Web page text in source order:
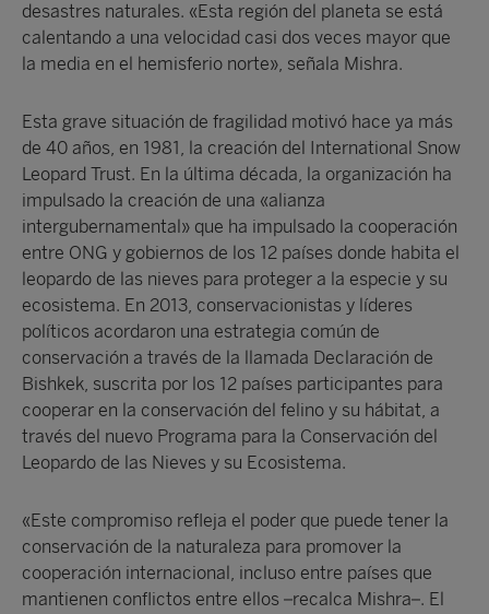
desastres naturales. «Esta región del planeta se está
calentando a una velocidad casi dos veces mayor que
la media en el hemisferio norte», señala Mishra.
Esta grave situación de fragilidad motivó hace ya más
de 40 años, en 1981, la creación del International Snow
Leopard Trust. En la última década, la organización ha
impulsado la creación de una «alianza
intergubernamental» que ha impulsado la cooperación
entre ONG y gobiernos de los 12 países donde habita el
leopardo de las nieves para proteger a la especie y su
ecosistema. En 2013, conservacionistas y líderes
políticos acordaron una estrategia común de
conservación a través de la llamada Declaración de
Bishkek, suscrita por los 12 países participantes para
cooperar en la conservación del felino y su hábitat, a
través del nuevo Programa para la Conservación del
Leopardo de las Nieves y su Ecosistema.
«Este compromiso refleja el poder que puede tener la
conservación de la naturaleza para promover la
cooperación internacional, incluso entre países que
mantienen conflictos entre ellos –recalca Mishra–. El